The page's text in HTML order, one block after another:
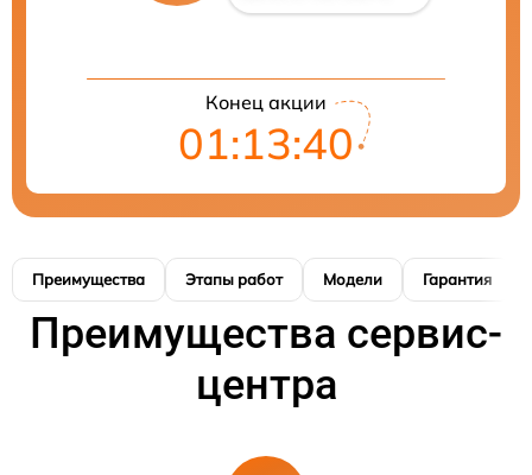
Конец акции
01:13:40
Преимущества Этапы работ Модели Гарантия
Преимущества сервис-
центра